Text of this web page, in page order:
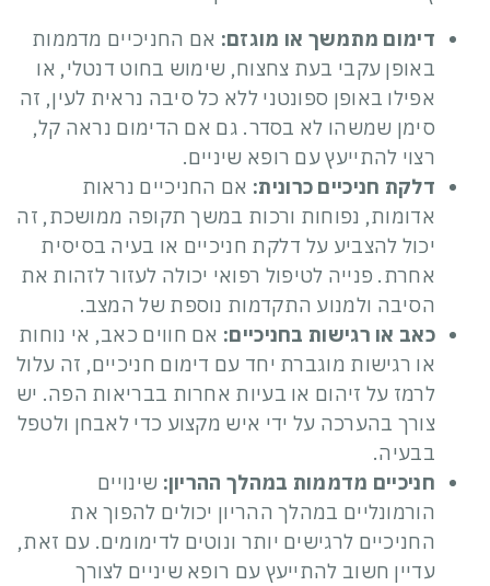
דימום מתמשך או מוגזם: אם החניכיים מדממות
באופן עקבי בעת צחצוח, שימוש בחוט דנטלי, או
אפילו באופן ספונטני ללא כל סיבה נראית לעין, זה
סימן שמשהו לא בסדר. גם אם הדימום נראה קל,
רצוי להתייעץ עם רופא שיניים.
דלקת חניכיים כרונית: אם החניכיים נראות
אדומות, נפוחות ורכות במשך תקופה ממושכת, זה
יכול להצביע על דלקת חניכיים או בעיה בסיסית
אחרת. פנייה לטיפול רפואי יכולה לעזור לזהות את
הסיבה ולמנוע התקדמות נוספת של המצב.
כאב או רגישות בחניכיים: אם חווים כאב, אי נוחות
או רגישות מוגברת יחד עם דימום חניכיים, זה עלול
לרמז על זיהום או בעיות אחרות בבריאות הפה. יש
צורך בהערכה על ידי איש מקצוע כדי לאבחן ולטפל
בבעיה.
חניכיים מדממות במהלך ההריון: שינויים
הורמונליים במהלך ההריון יכולים להפוך את
החניכיים לרגישים יותר ונוטים לדימומים. עם זאת,
עדיין חשוב להתייעץ עם רופא שיניים לצורך